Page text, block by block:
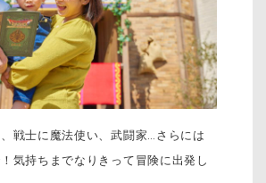
戦士に魔法使い、武闘家…さらには
！気持ちまでなりきって冒険に出発し